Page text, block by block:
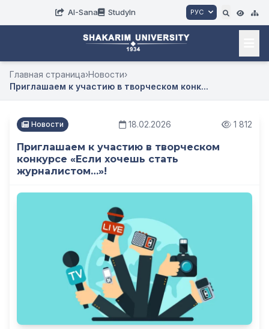
AI-Sana StudyIn РУС
Главная страница›Новости›
Приглашаем к участию в творческом конк...
Новости 18.02.2026 1 812
Приглашаем к участию в творческом
конкурсе «Если хочешь стать
журналистом…»!